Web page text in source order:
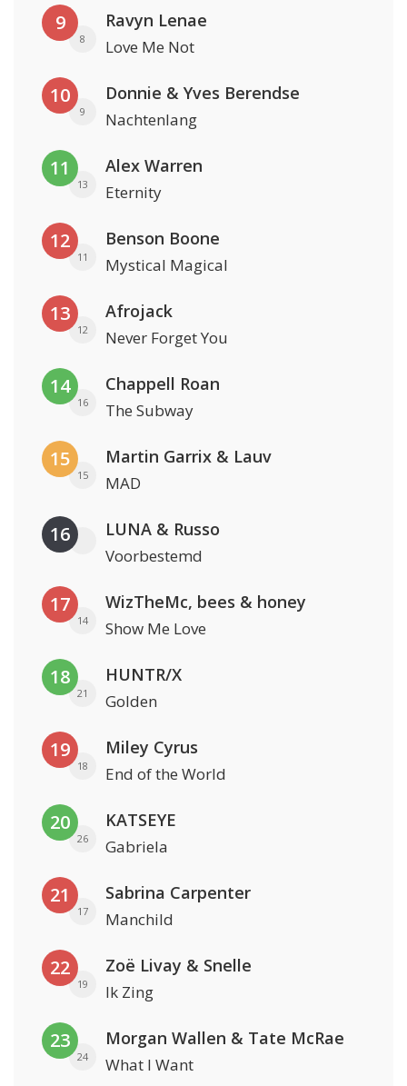
9
8
Ravyn Lenae
Love Me Not
10
9
Donnie & Yves Berendse
Nachtenlang
11
13
Alex Warren
Eternity
12
11
Benson Boone
Mystical Magical
13
12
Afrojack
Never Forget You
14
16
Chappell Roan
The Subway
15
15
Martin Garrix & Lauv
MAD
16 LUNA & Russo
Voorbestemd
17
14
WizTheMc, bees & honey
Show Me Love
18
21
HUNTR/X
Golden
19
18
Miley Cyrus
End of the World
20
26
KATSEYE
Gabriela
21
17
Sabrina Carpenter
Manchild
22
19
Zoë Livay & Snelle
Ik Zing
23
24
Morgan Wallen & Tate McRae
What I Want